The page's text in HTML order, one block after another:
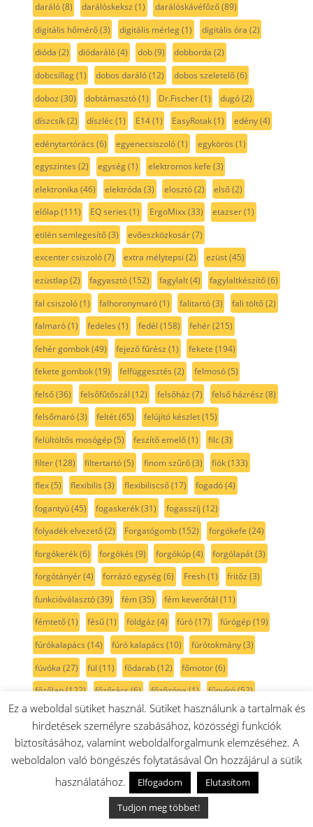
daráló(8) darálóskeksz (1) darálóskávéfőző(89)
digitális hőmérő(3) digitális mérleg(1) digitális óra (2)
dióda (2) diódaráló(4) dob(9) dobborda (2)
dobcsillag(1) dobos daráló(12) dobos szeletelő(6)
doboz (30) dobtámasztó(1) Dr.Fischer(1) dugó(2)
díszcsík(2) díszléc(1) E14(1) EasyRotak(1) edény(4)
edénytartórács (6) egyenecsiszoló(1) egykörös (1)
egyszintes (2) egység(1) elektromos kefe (3)
elektronika (46) elektróda (3) elosztó(2) első(2)
előlap(111) EQ series (1) ErgoMixx(33) etazser(1)
etilén semlegesítő(3) evőeszközkosár(7)
excenter csiszoló(7) extra mélytepsi (2) ezüst(45)
ezüstlap(2) fagyasztó(152) fagylalt(4) fagylaltkészítő(6)
fal csiszoló(1) falhoronymaró(1) falitartó(3) fali töltő(2)
falmaró(1) fedeles (1) fedél (158) fehér(215)
fehér gombok(49) fejező fűrész (1) fekete (194)
fekete gombok(19) felfüggesztés (2) felmosó(5)
felső(36) felsőfűtőszál (12) felsőház (7) felső házrész (8)
felsőmaró(3) feltét(65) felújító készlet(15)
felültöltős mosógép(5) feszítő emelő(1) filc(3)
filter(128) filtertartó(5) finom szűrő(3) fiók(133)
flex(5) flexibilis (3) flexibiliscső(17) fogadó(4)
fogantyú(45) fogaskerék(31) fogasszíj (12)
folyadék elvezető(2) Forgatógomb(152) forgókefe (24)
forgókerék(6) forgókés (9) forgókúp(4) forgólapát(3)
forgótányér(4) forrázó egység(6) Fresh(1) fritőz (3)
funkcióválasztó(39) fém(35) fém keverőtál (11)
fémtető(1) fésű(1) földgáz (4) fúró(17) fúrógép(19)
fúrókalapács (14) fúró kalapács (10) fúrótokmány(3)
fúvóka (27) fül (11) fődarab(12) főmotor(6)
főzőlap(122) főzőrács(6) főzőzóna(1) fűnyíró(52)
fűnyírókés(6) fűrész(6) fűszellőztető(4) fűtés(40)
fűtéspumpa
fűtőbetét (43) fűtőszál(51) fűtőtest
(45)
G9(2) gabonaörlő(13) gaggenau(1) gerenda(1)
golyós(1) golyóscsapágy(10) gomb (104) grill(16)
grillrács(5) gumi(77) gumibak
Ez a weboldal sütiket használ. Sütiket használunk a tartalmak és
hirdetések személyre szabásához, közösségi funkciók
biztosításához, valamint weboldalforgalmunk elemzéséhez. A
weboldalon való böngészés folytatásával Ön hozzájárul a sütik
használatához.
Elfogadom
Elutasítom
Tudjon meg többet!